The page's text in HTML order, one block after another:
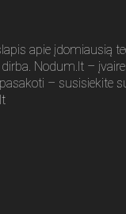
apie įdomiausią
Nodum.lt –
– susisiekite